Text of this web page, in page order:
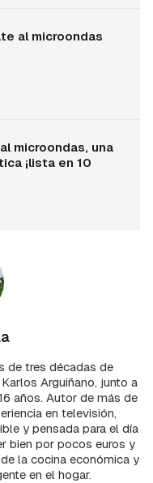
al microondas
microondas, una
¡lista en 10
de tres décadas de
Arguiñano, junto a
años. Autor de más de
en televisión,
y pensada para el día
bien por pocos euros y
la cocina económica y
en el hogar.